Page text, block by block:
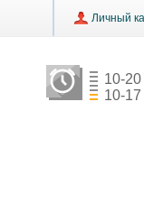
Личный
10-20
10-17